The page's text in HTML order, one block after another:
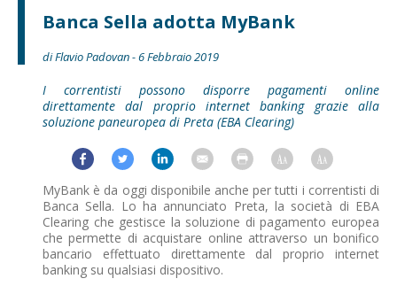
Banca Sella adotta MyBank
di Flavio Padovan - 6 Febbraio 2019
I correntisti possono disporre pagamenti online
direttamente dal proprio internet banking grazie alla
soluzione paneuropea di Preta (EBA Clearing)
MyBank è da oggi disponibile anche per tutti i correntisti di
Banca Sella. Lo ha annunciato Preta, la società di EBA
Clearing che gestisce la soluzione di pagamento europea
che permette di acquistare online attraverso un bonifico
bancario effettuato direttamente dal proprio internet
banking su qualsiasi dispositivo.